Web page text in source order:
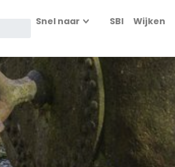
Snel naar SBI Wijken